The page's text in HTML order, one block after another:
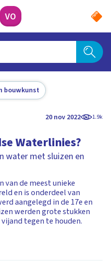
VO
bouwkunst
20 nov 2022 1.9k
Waterlinies?
water met sluizen en
van de meest unieke
en is onderdeel van
aangelegd in de 17e en
werden grote stukken
tegen te houden.